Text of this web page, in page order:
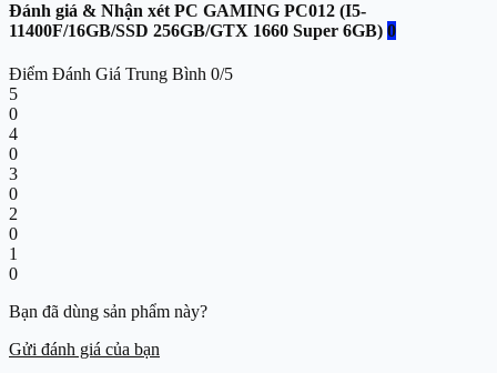
Đánh giá & Nhận xét PC GAMING PC012 (I5-
11400F/16GB/SSD 256GB/GTX 1660 Super 6GB) 0
Điểm Đánh Giá Trung Bình 0/5
5
0
4
0
3
0
2
0
1
0
Bạn đã dùng sản phẩm này?
Gửi đánh giá của bạn